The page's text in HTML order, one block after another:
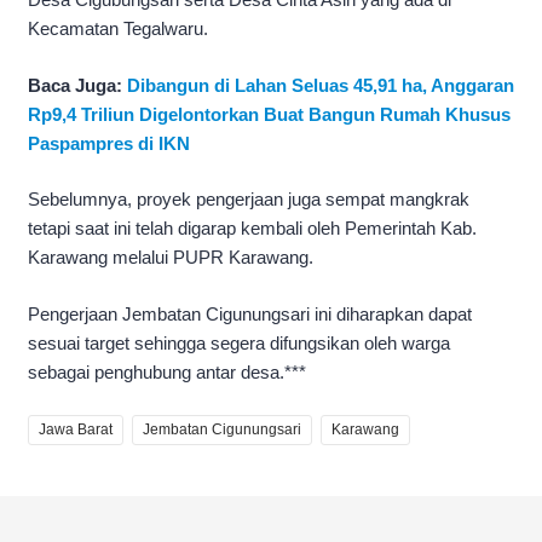
Kecamatan Tegalwaru.
Baca Juga: Dibangun di Lahan Seluas 45,91 ha, Anggaran
Rp9,4 Triliun Digelontorkan Buat Bangun Rumah Khusus
Paspampres di IKN
Sebelumnya, proyek pengerjaan juga sempat mangkrak
tetapi saat ini telah digarap kembali oleh Pemerintah Kab.
Karawang melalui PUPR Karawang.
Pengerjaan Jembatan Cigunungsari ini diharapkan dapat
sesuai target sehingga segera difungsikan oleh warga
sebagai penghubung antar desa.***
Jawa Barat Jembatan Cigunungsari Karawang